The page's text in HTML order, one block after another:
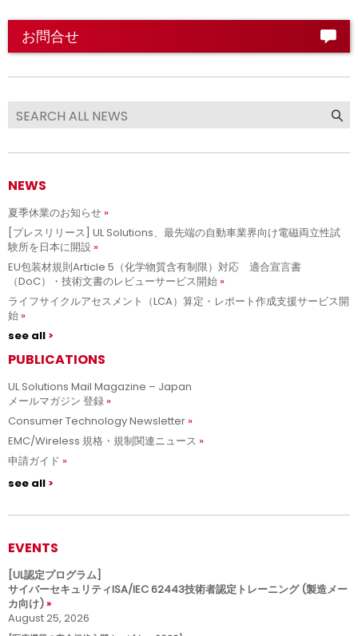
お問合せ
NEWS
夏季休業のお知らせ
[プレスリリース] UL Solutions、最先端の自動車業界向け電磁両立性試
験所を日本に開設
EU包装材規則Article 5（化学物質含有制限）対応 適合宣言書
（DoC）・技術文書のレビューサービス開始
ライフサイクルアセスメント（LCA）算定・レポート作成支援サービス開
始
see all
PUBLICATIONS
UL Solutions Mail Magazine – Japan
メールマガジン 登録
Consumer Technology Newsletter
EMC/Wireless 規格・規制関連ニュース
申請ガイド
see all
EVENTS
[UL認定プログラム]
サイバーセキュリティISA/IEC 62443技術者認定トレーニング (製造メー
カ向け)
August 25, 2026